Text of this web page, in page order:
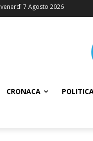
venerdì 7 Agosto 2026
CRONACA